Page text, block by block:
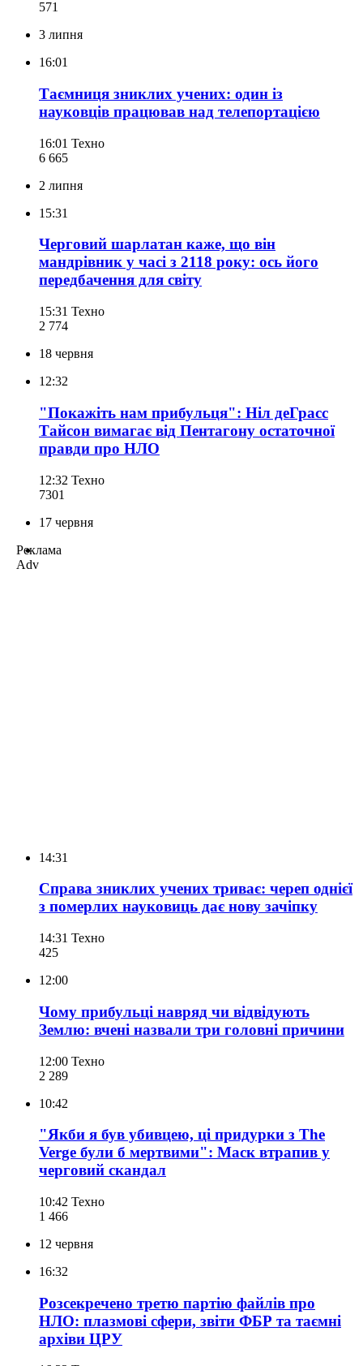
571
3 липня
16:01
Таємниця зниклих учених: один із
науковців працював над телепортацією
16:01 Техно
6 665
2 липня
15:31
Черговий шарлатан каже, що він
мандрівник у часі з 2118 року: ось його
передбачення для світу
15:31 Техно
2 774
18 червня
12:32
"Покажіть нам прибульця": Ніл деГрасс
Тайсон вимагає від Пентагону остаточної
правди про НЛО
12:32 Техно
7301
17 червня
Реклама
Adv
14:31
Справа зниклих учених триває: череп однієї
з померлих науковиць дає нову зачіпку
14:31 Техно
425
12:00
Чому прибульці навряд чи відвідують
Землю: вчені назвали три головні причини
12:00 Техно
2 289
10:42
"Якби я був убивцею, ці придурки з The
Verge були б мертвими": Маск втрапив у
черговий скандал
10:42 Техно
1 466
12 червня
16:32
Розсекречено третю партію файлів про
НЛО: плазмові сфери, звіти ФБР та таємні
архіви ЦРУ